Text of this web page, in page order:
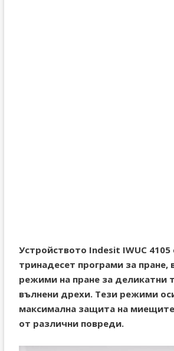
Устройството Indesit IWUC
тринадесет програми за пране,
режими на пране за деликатни
вълнени дрехи. Тези режими
максимална защита на
от различни повреди.